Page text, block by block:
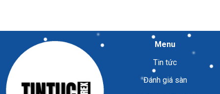
Menu
Tin tức
Đánh giá sàn